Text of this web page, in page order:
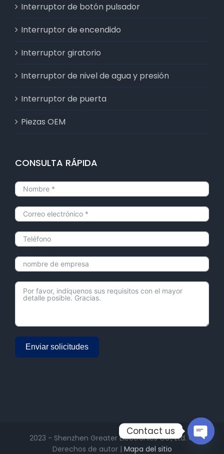
Interruptor de botón pulsador
Interruptor de encendido
Interruptor giratorio
Interruptor de nivel de agua y presión
Interruptor de puerta
Piezas OEM
CONSULTA RÁPIDA
Enviar solicitudes
2023 - Shenzhen Greater Electronics Co., Ltd. ©
Derechos de autor | Mapa del sitio
Contact us